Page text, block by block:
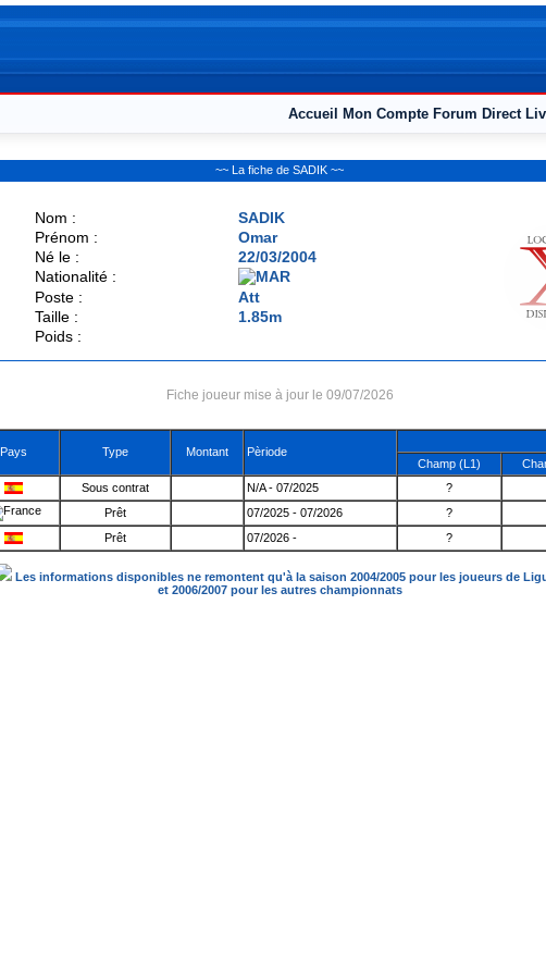
Accueil Mon Compte Forum Direct
~~ La fiche de SADIK ~~
Nom :
SADIK
Prénom :
Omar
Né le :
22/03/2004
Nationalité :
Poste :
Att
Taille :
1.85m
Poids :
Fiche joueur mise à jour le 09/07/2026
Pays Type Montant Pèriode
Champ (L1)
Sous contrat N/A - 07/2025 ?
Prêt 07/2025 - 07/2026 ?
Prêt 07/2026 - ?
Les informations disponibles ne remontent qu'à la saison 2004/2005 pour les joueurs de
et 2006/2007 pour les autres championnats